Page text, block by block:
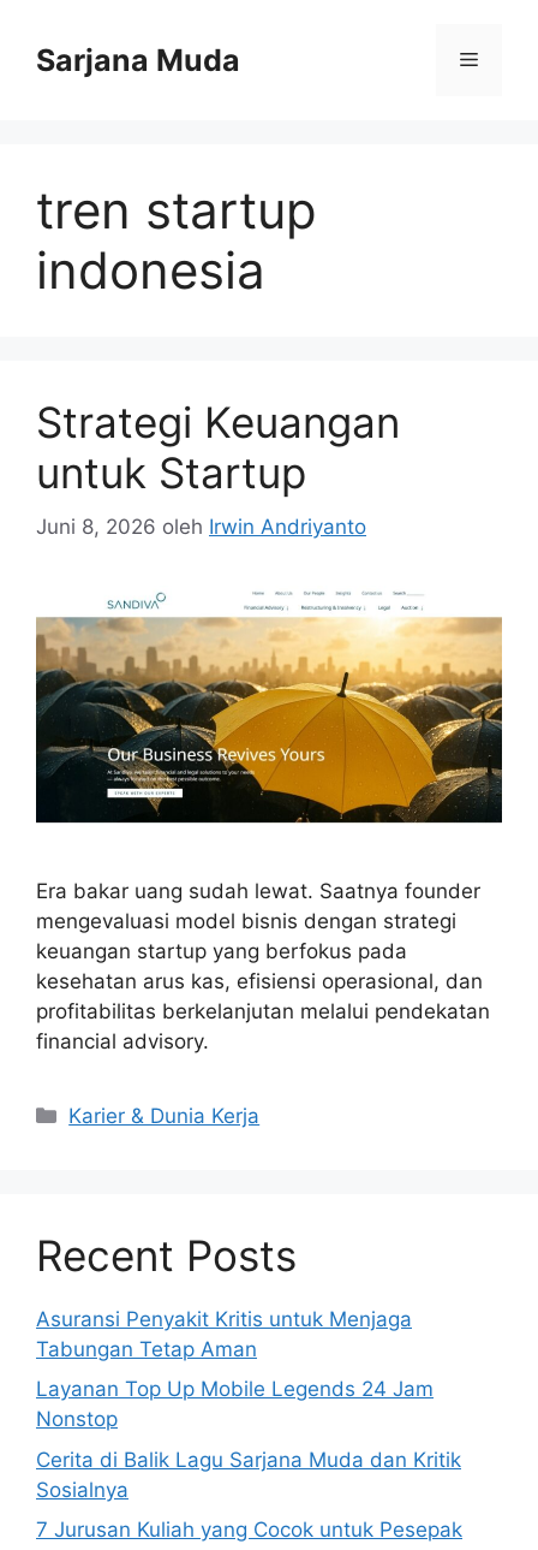
Sarjana Muda Menu
tren startup
indonesia
Strategi Keuangan
untuk Startup
Juni 8, 2026 oleh Irwin Andriyanto
Era bakar uang sudah lewat. Saatnya founder
mengevaluasi model bisnis dengan strategi
keuangan startup yang berfokus pada
kesehatan arus kas, efisiensi operasional, dan
profitabilitas berkelanjutan melalui pendekatan
financial advisory.
Kategori
Karier & Dunia Kerja
Recent Posts
Asuransi Penyakit Kritis untuk Menjaga
Tabungan Tetap Aman
Layanan Top Up Mobile Legends 24 Jam
Nonstop
Cerita di Balik Lagu Sarjana Muda dan Kritik
Sosialnya
7 Jurusan Kuliah yang Cocok untuk Pesepak